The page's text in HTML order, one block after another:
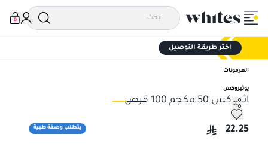
0
اختر طريقة التوصيل
الهرمونات
يوثيروكس
اثيروكس 50 مكجم 100 قرص
يتطلب وصفة طبية
اثيروكس 50 مكجم 100 قرص
22.25